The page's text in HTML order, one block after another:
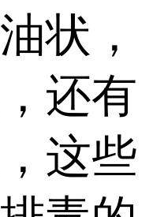
状，
还有
这些